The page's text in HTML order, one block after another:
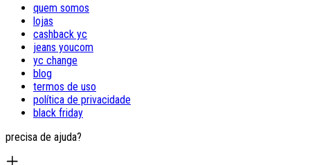
quem somos
lojas
cashback yc
jeans youcom
yc change
blog
termos de uso
política de privacidade
black friday
precisa de ajuda?